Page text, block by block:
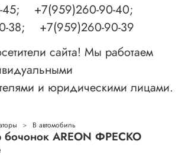
45; +7(959)260-90-40;
38; +7(959)260-90-39
сайта! Мы работаем
и юридическими лицами.
В автомобиль
бочонок AREON ФРЕСКО